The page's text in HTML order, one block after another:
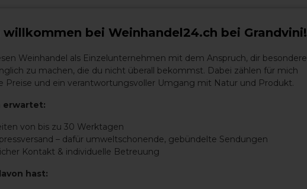
Geschäftsbedingungen
SERVICE & KONDITIONEN
willkommen bei Weinhandel24.ch bei Grandvini!
Weinhandel als Einzelunternehmen mit dem Anspruch, dir besondere
zu machen, die du nicht überall bekommst. Dabei zählen für mich
Preise und ein verantwortungsvoller Umgang mit Natur und Produkt.
erwartet:
von bis zu 30 Werktagen
– dafür umweltschonende, gebündelte Sendungen
Kontakt & individuelle Betreuung
hast: